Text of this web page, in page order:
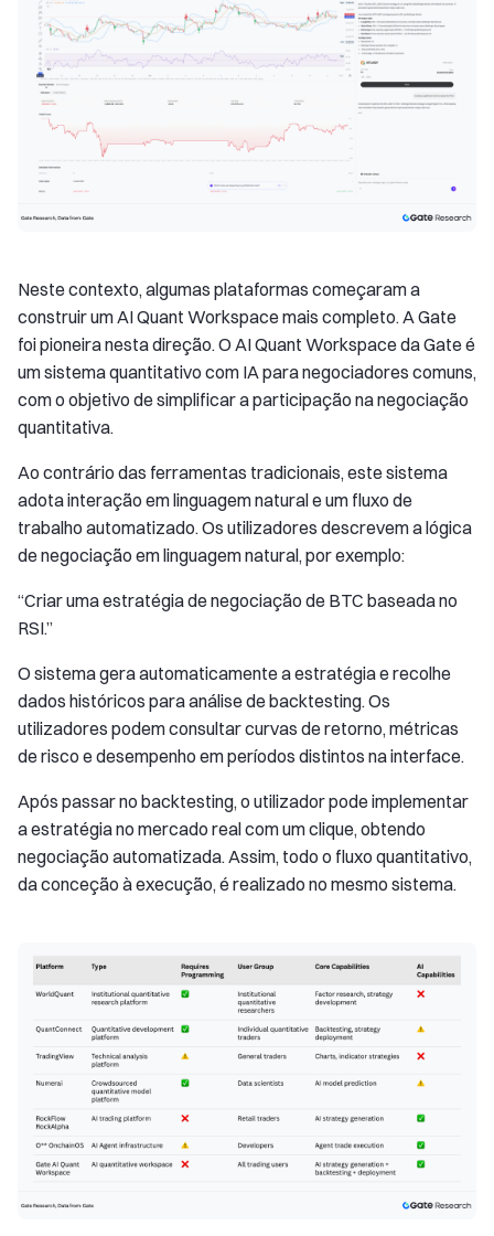
Neste contexto, algumas plataformas começaram a
construir um AI Quant Workspace mais completo. A Gate
foi pioneira nesta direção. O AI Quant Workspace da Gate é
um sistema quantitativo com IA para negociadores comuns,
com o objetivo de simplificar a participação na negociação
quantitativa.
Ao contrário das ferramentas tradicionais, este sistema
adota interação em linguagem natural e um fluxo de
trabalho automatizado. Os utilizadores descrevem a lógica
de negociação em linguagem natural, por exemplo:
“Criar uma estratégia de negociação de BTC baseada no
RSI.”
O sistema gera automaticamente a estratégia e recolhe
dados históricos para análise de backtesting. Os
utilizadores podem consultar curvas de retorno, métricas
de risco e desempenho em períodos distintos na interface.
Após passar no backtesting, o utilizador pode implementar
a estratégia no mercado real com um clique, obtendo
negociação automatizada. Assim, todo o fluxo quantitativo,
da conceção à execução, é realizado no mesmo sistema.